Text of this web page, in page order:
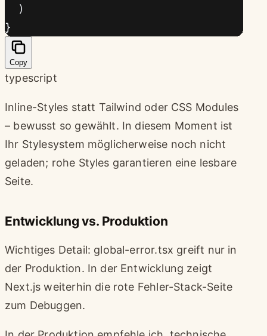
  )
}
Copy
typescript
Inline-Styles statt Tailwind oder CSS Modules
– bewusst so gewählt. In diesem Moment ist
Ihr Stylesystem möglicherweise noch nicht
geladen; rohe Styles garantieren eine lesbare
Seite.
Entwicklung vs. Produktion
Wichtiges Detail: global-error.tsx greift nur in
der Produktion. In der Entwicklung zeigt
Next.js weiterhin die rote Fehler-Stack-Seite
zum Debuggen.